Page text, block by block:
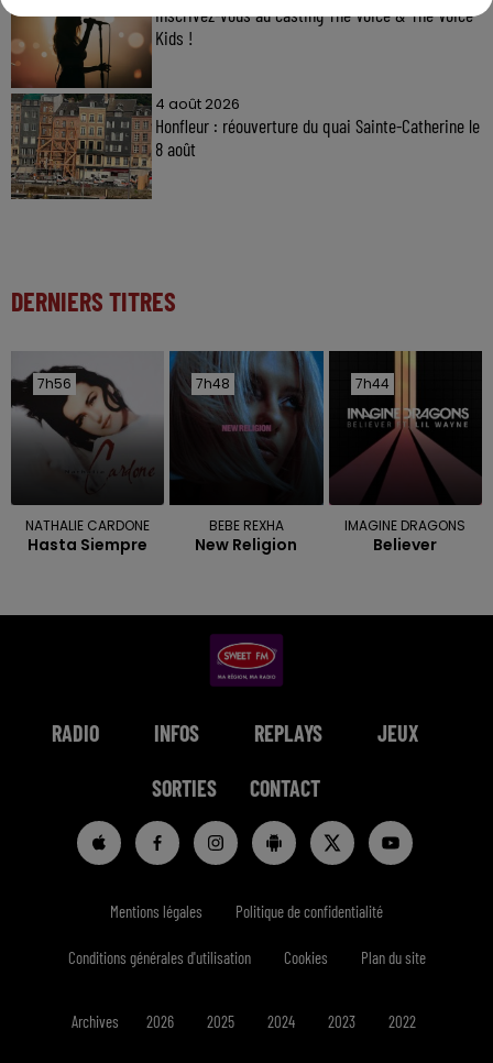
Inscrivez-vous au casting The Voice & The Voice
Kids !
4 août 2026
Honfleur : réouverture du quai Sainte-Catherine le
8 août
DERNIERS TITRES
7h56
7h56
NATHALIE CARDONE
Hasta Siempre
7h48
7h48
BEBE REXHA
New Religion
7h44
7h44
IMAGINE DRAGONS
Believer
RADIO INFOS REPLAYS JEUX
SORTIES CONTACT
Mentions légales Politique de confidentialité
Conditions générales d'utilisation Cookies Plan du site
Archives 2026 2025 2024 2023 2022